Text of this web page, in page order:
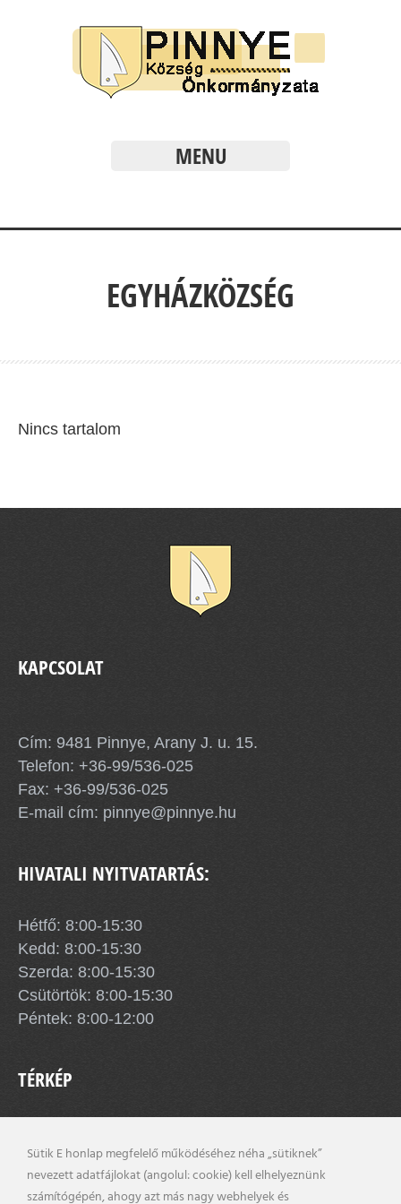
MENU
EGYHÁZKÖZSÉG
Nincs tartalom
KAPCSOLAT
Cím: 9481 Pinnye, Arany J. u. 15.
Telefon: +36-99/536-025
Fax: +36-99/536-025
E-mail cím: pinnye@pinnye.hu
HIVATALI NYITVATARTÁS:
Hétfő: 8:00-15:30
Kedd: 8:00-15:30
Szerda: 8:00-15:30
Csütörtök: 8:00-15:30
Péntek: 8:00-12:00
TÉRKÉP
Sütik E honlap megfelelő működéséhez néha „sütiknek”
nevezett adatfájlokat (angolul: cookie) kell elhelyeznünk
számítógépén, ahogy azt más nagy webhelyek és